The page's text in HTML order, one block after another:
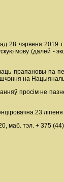
ад 28 чэрвеня
мову (далей -
прапановы па
на
просім не
23
мaб. тэл. + 375